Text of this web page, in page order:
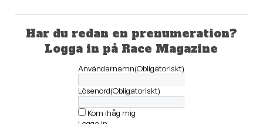
Har du redan en prenumeration?
Logga in på Race Magazine
Användarnamn(Obligatoriskt)
Lösenord(Obligatoriskt)
Kom ihåg mig